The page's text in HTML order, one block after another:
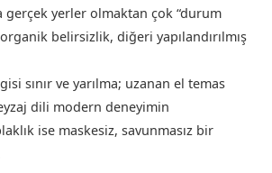
gerçek yerler olmaktan çok “durum
belirsizlik, diğeri yapılandırılmış
sınır ve yarılma; uzanan el temas
dili modern deneyimin
ise maskesiz, savunmasız bir